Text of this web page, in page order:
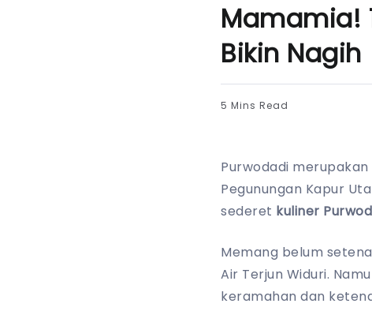
Mamamia!
Bikin Nagih
5 Mins Read
Purwodadi
Pegunungan Kapur
sederet kuliner
Memang belum
Air Terjun Widuri.
keramahan dan